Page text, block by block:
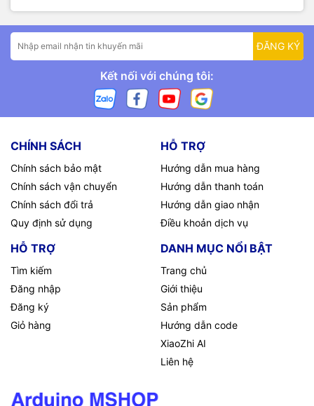
ĐĂNG KÝ
Kết nối với chúng tôi:
CHÍNH SÁCH
Chính sách bảo mật
Chính sách vận chuyển
Chính sách đổi trả
Quy định sử dụng
HỖ TRỢ
Hướng dẫn mua hàng
Hướng dẫn thanh toán
Hướng dẫn giao nhận
Điều khoản dịch vụ
HỖ TRỢ
Tìm kiếm
Đăng nhập
Đăng ký
Giỏ hàng
DANH MỤC NỔI BẬT
Trang chủ
Giới thiệu
Sản phẩm
Hướng dẫn code
XiaoZhi AI
Liên hệ